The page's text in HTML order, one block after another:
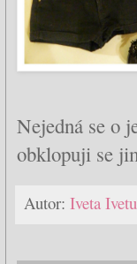
Nejedná se o
obklopuji se
Autor: Iveta